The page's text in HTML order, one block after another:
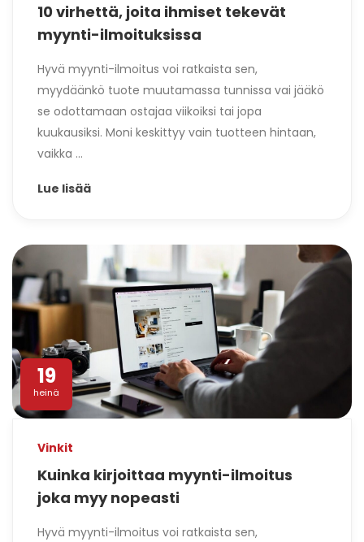
10 virhettä, joita ihmiset tekevät
myynti-ilmoituksissa
Hyvä myynti-ilmoitus voi ratkaista sen,
myydäänkö tuote muutamassa tunnissa vai jääkö
se odottamaan ostajaa viikoiksi tai jopa
kuukausiksi. Moni keskittyy vain tuotteen hintaan,
vaikka ...
Lue lisää
19
heinä
Vinkit
Kuinka kirjoittaa myynti-ilmoitus
joka myy nopeasti
Hyvä myynti-ilmoitus voi ratkaista sen,